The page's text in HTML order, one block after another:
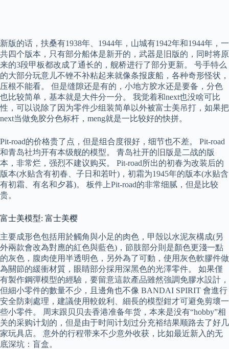
新版的话，扶桑有1938年、1944年，山城有1942年和1944年，一
共四个版本，只有部分船体是新开的，武器是旧版的，同时将原
来的3段甲板都改成了通长的，舰桥进行了部分更新。 号手特么
的大部分玩意儿不锉不补粘起来就像条报废船，各种奇形怪状，
压根不能看。 但是缝隙还是有的，小地方胶水还是要备，分色
也比较简单，基本就是大件分一分。 我觉着和next也没啥可比
性，可以说除了因为零件少组装简单以外被富士美吊打，如果把
next当做免胶分色标杆，meng就是一比较好的快拼。
Pit-road的价格贵了点，但是组合度很好，细节也不差。 Pit-road
和青岛社均开有本级舰的模型。 青岛社开的旧版是二战的版
本，非常烂，强烈不建议购买。 Pit-road所出的初春为改装后的
版本(水贴含有初春、子日和若叶)，初霜为1945年的版本(水贴含
有初霜、有名和夕暮)。 板件上Pit-road的非常细腻，但是比较
贵。
富士美模型: 富士美樱
主要成形色包括用於觸角與小足的肉色，甲殼以水泥灰構成(另
外兩款會改為對應的紅色與藍色)，節肢部分則是顏色更淺一點
的灰色，腹肉使用半透明色，另外為了可動，使用灰色軟膠件做
為關節的緩衝材質，眼睛部分採用深黑色的光澤零件。 如果僅
有製作鋼彈模型的經驗，要留意這款產品雖然強調免膠水設計，
但細小零件的數量不少，且邊角也不像 BANDAI SPIRIT 會進行
安全防刺處理，建議使用較銳利、細長的模型鉗才可避免剪壞一
些小零件。 周末跟贝贝去香港准备年货，本来是没有“hobby”相
关的采购计划的，但是由于时间计划过分充裕结果顺路去了好几
家玩具店。 意外的行程带来不少意外收获，比如最近新入的无
底深坑：盲盒。